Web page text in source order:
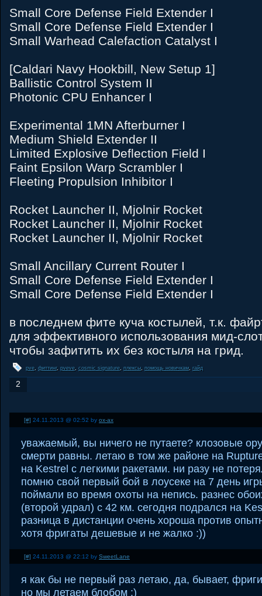
Small Core Defense Field Extender I
Small Core Defense Field Extender I
Small Warhead Calefaction Catalyst I
[Caldari Navy Hookbill, New Setup 1]
Ballistic Control System II
Photonic CPU Enhancer I
Experimental 1MN Afterburner I
Medium Shield Extender II
Limited Explosive Deflection Field I
Faint Epsilon Warp Scrambler I
Fleeting Propulsion Inhibitor I
Rocket Launcher II, Mjolnir Rocket
Rocket Launcher II, Mjolnir Rocket
Rocket Launcher II, Mjolnir Rocket
Small Ancillary Current Router I
Small Core Defense Field Extender I
Small Core Defense Field Extender I
в последнем фите куча костылей, т.к.
для эффективного использования мид-
чтобы зафитить их без костыля на грид.
pve, фиттинг, pveve, cosmic signature, плексы, помощь новичкам, гайд
2
[#] 24.11.2013 @ 02:52 by ox-ax
уважаемый, вы ничего не путаете? клозовые
смерти равны. летаю в том же районе на
на Kestrel с легкими ракетами. ни разу не
помню свой первый бой в лоусеке на 7 день
поймали во время охоты на непись. разнес
(второй удрал) с 42 км. сегодня подрался на
разница в дистанции очень хороша против
хотя фригаты дешевые и не жалко :))
[#] 24.11.2013 @ 22:12 by SweetLane
я как бы не первый раз летаю, да, бывает,
но мы летаем блобом :)